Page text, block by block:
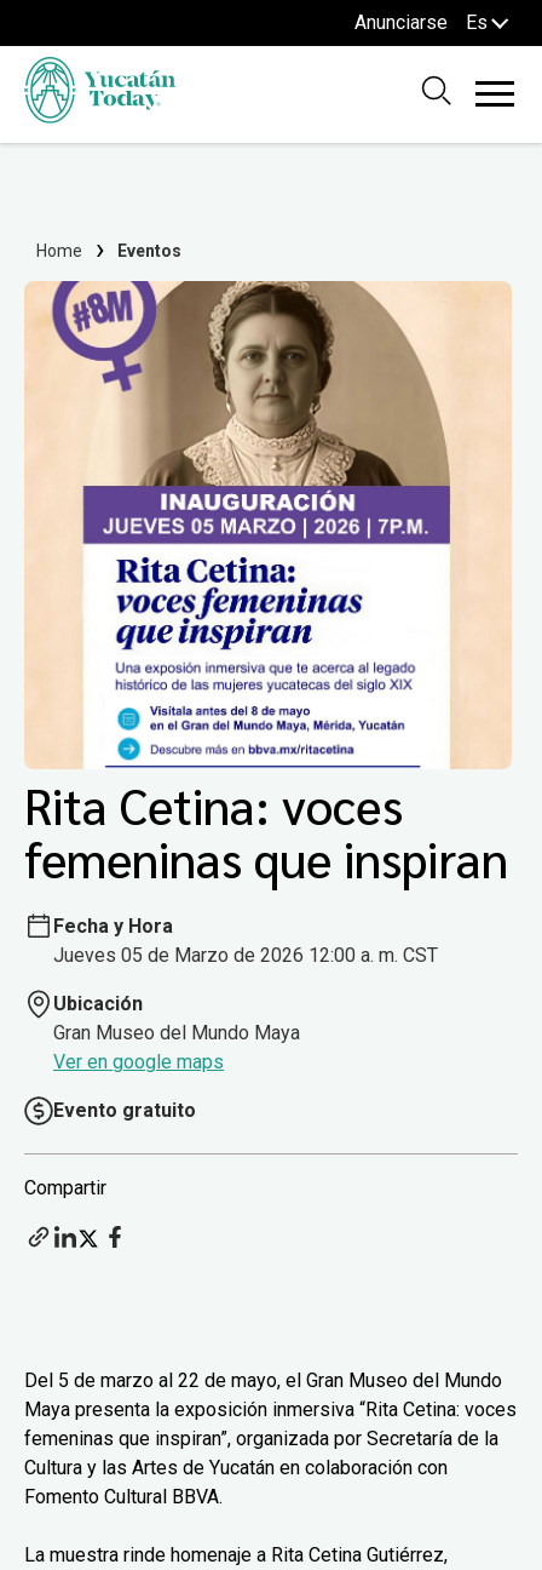
Anunciarse Es
Home Eventos
Rita Cetina: voces
femeninas que inspiran
Fecha y Hora
Jueves 05 de Marzo de 2026 12:00 a. m. CST
Ubicación
Gran Museo del Mundo Maya
Ver en google maps
Evento gratuito
Compartir
Del 5 de marzo al 22 de mayo, el Gran Museo del Mundo
Maya presenta la exposición inmersiva “Rita Cetina: voces
femeninas que inspiran”, organizada por Secretaría de la
Cultura y las Artes de Yucatán en colaboración con
Fomento Cultural BBVA.
La muestra rinde homenaje a Rita Cetina Gutiérrez,